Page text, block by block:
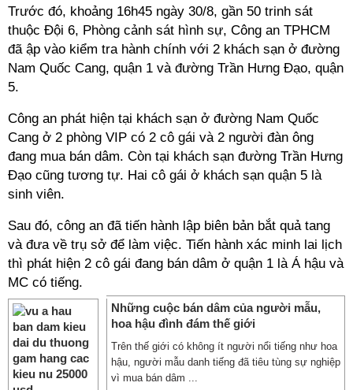
Trước đó, khoảng 16h45 ngày 30/8, gần 50 trinh sát
thuộc Đội 6, Phòng cảnh sát hình sự, Công an TPHCM
đã ập vào kiểm tra hành chính với 2 khách sạn ở đường
Nam Quốc Cang, quận 1 và đường Trần Hưng Đạo, quận
5.
Công an phát hiện tại khách sạn ở đường Nam Quốc
Cang ở 2 phòng VIP có 2 cô gái và 2 người đàn ông
đang mua bán dâm. Còn tại khách sạn đường Trần Hưng
Đạo cũng tương tự. Hai cô gái ở khách sạn quận 5 là
sinh viên.
Sau đó, công an đã tiến hành lập biên bản bắt quả tang
và đưa về trụ sở để làm việc. Tiến hành xác minh lai lịch
thì phát hiện 2 cô gái đang bán dâm ở quận 1 là Á hậu và
MC có tiếng.
Những cuộc bán dâm của người mẫu,
hoa hậu đình đám thế giới
Trên thế giới có không ít người nổi tiếng như hoa
hậu, người mẫu danh tiếng đã tiêu tùng sự nghiệp
vì mua bán dâm ...